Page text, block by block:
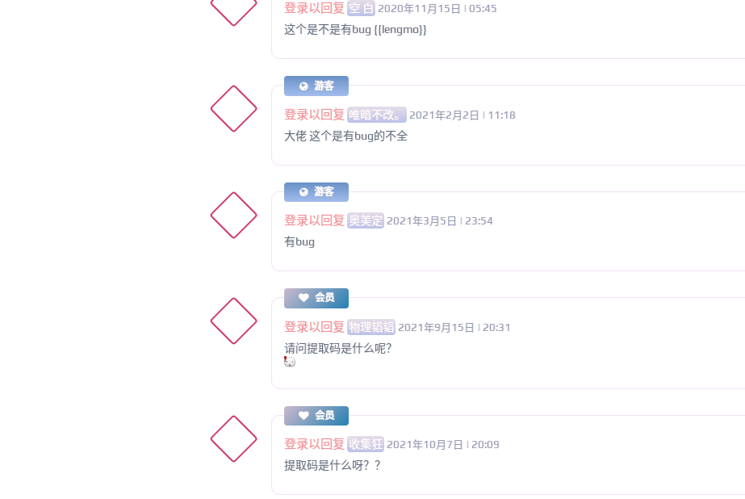
登录以回复 空 白 2020年11月15日 | 05:45
这个是不是有bug {{lengmo}}
游客
登录以回复 唯暗不改。 2021年2月2日 | 11:18
大佬 这个是有bug的不全
游客
登录以回复 奥美定 2021年3月5日 | 23:54
有bug
会员
登录以回复 物理韬韬 2021年9月15日 | 20:31
请问提取码是什么呢？
会员
登录以回复 收集狂 2021年10月7日 | 20:09
提取码是什么呀？？